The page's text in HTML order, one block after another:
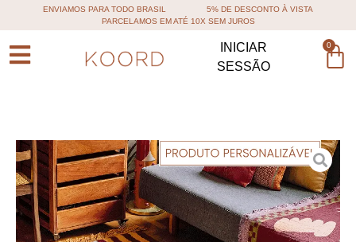
ENVIAMOS PARA TODO BRASIL
5% DE DESCONTO À VISTA
PARCELAMOS EM ATÉ 10X SEM JUROS
INICIAR
SESSÃO
0